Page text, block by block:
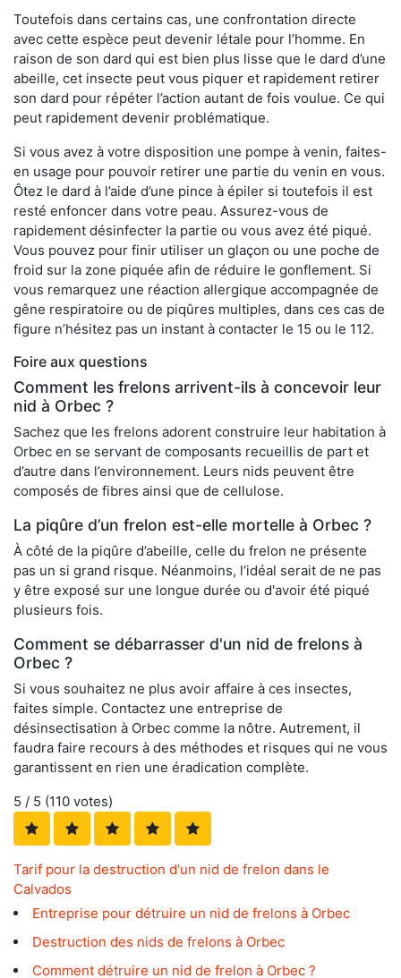
Toutefois dans certains cas, une confrontation directe
avec cette espèce peut devenir létale pour l’homme. En
raison de son dard qui est bien plus lisse que le dard d’une
abeille, cet insecte peut vous piquer et rapidement retirer
son dard pour répéter l’action autant de fois voulue. Ce qui
peut rapidement devenir problématique.
Si vous avez à votre disposition une pompe à venin, faites-
en usage pour pouvoir retirer une partie du venin en vous.
Ôtez le dard à l’aide d’une pince à épiler si toutefois il est
resté enfoncer dans votre peau. Assurez-vous de
rapidement désinfecter la partie ou vous avez été piqué.
Vous pouvez pour finir utiliser un glaçon ou une poche de
froid sur la zone piquée afin de réduire le gonflement. Si
vous remarquez une réaction allergique accompagnée de
gêne respiratoire ou de piqûres multiples, dans ces cas de
figure n’hésitez pas un instant à contacter le 15 ou le 112.
Foire aux questions
Comment les frelons arrivent-ils à concevoir leur
nid à Orbec ?
Sachez que les frelons adorent construire leur habitation à
Orbec en se servant de composants recueillis de part et
d’autre dans l’environnement. Leurs nids peuvent être
composés de fibres ainsi que de cellulose.
La piqûre d’un frelon est-elle mortelle à Orbec ?
À côté de la piqûre d’abeille, celle du frelon ne présente
pas un si grand risque. Néanmoins, l’idéal serait de ne pas
y être exposé sur une longue durée ou d'avoir été piqué
plusieurs fois.
Comment se débarrasser d'un nid de frelons à
Orbec ?
Si vous souhaitez ne plus avoir affaire à ces insectes,
faites simple. Contactez une entreprise de
désinsectisation à Orbec comme la nôtre. Autrement, il
faudra faire recours à des méthodes et risques qui ne vous
garantissent en rien une éradication complète.
5 / 5 (110 votes)
Tarif pour la destruction d'un nid de frelon dans le
Calvados
Entreprise pour détruire un nid de frelons à Orbec
Destruction des nids de frelons à Orbec
Comment détruire un nid de frelon à Orbec ?